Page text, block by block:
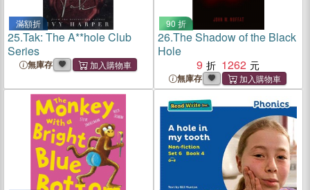
滿額折
25.Tak: The A**hole Club
Series
無庫存
90 折
26.The Shadow of the Black
Hole
9
1262
無庫存